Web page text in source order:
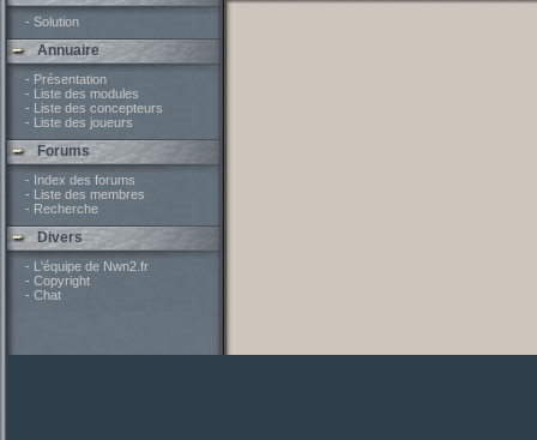
- Solution
Annuaire
- Présentation
- Liste des modules
- Liste des concepteurs
- Liste des joueurs
Forums
- Index des forums
- Liste des membres
- Recherche
Divers
- L'équipe de Nwn2.fr
- Copyright
- Chat